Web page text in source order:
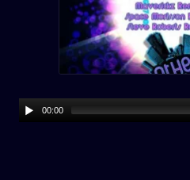
00:00